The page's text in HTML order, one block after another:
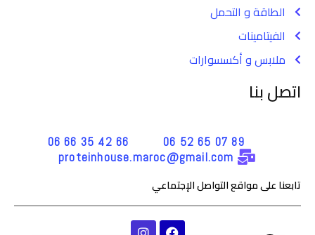
الطاقة و التحمل
الفيتامينات
ملابس و أكسسوارات
اتصل بنا
89 07 65 52 06
66 42 35 66 06
proteinhouse.maroc@gmail.com
تابعنا على مواقع التواصل الإجتماعي
F
I